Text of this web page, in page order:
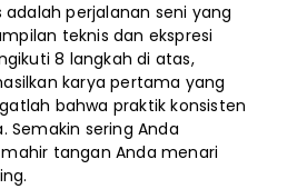
perjalanan seni yang
teknis dan ekspresi
8 langkah di atas,
karya pertama yang
bahwa praktik konsisten
Semakin sering Anda
tangan Anda menari